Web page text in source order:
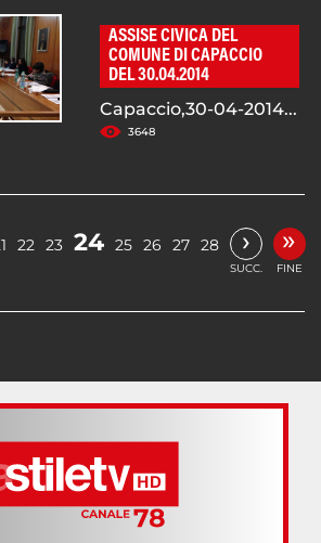
ASSISE CIVICA DEL
COMUNE DI CAPACCIO
DEL 30.04.2014
Capaccio,30-04-2014...
3648
22 23 24 25 26 27 28 ›
SUCC.
»
FINE